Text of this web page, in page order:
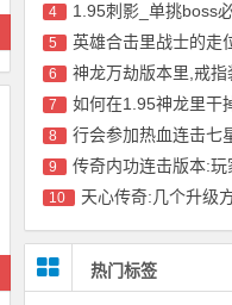
4 1.95刺影_单挑boss
5 英雄合击里战士的走
6 神龙万劫版本里,戒指装
7 如何在1.95神龙里干
8 行会参加热血连击七
9 传奇内功连击版本:玩
10 天心传奇:几个升级
热门标签